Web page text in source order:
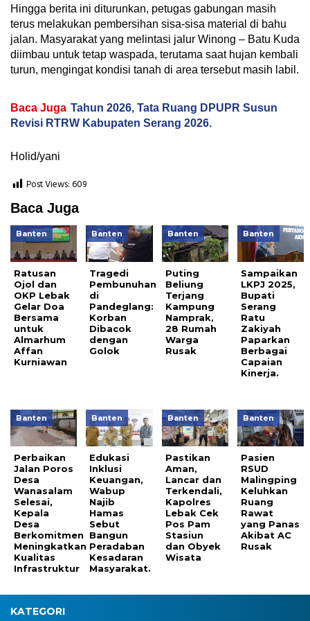
​Hingga berita ini diturunkan, petugas gabungan masih
terus melakukan pembersihan sisa-sisa material di bahu
jalan. Masyarakat yang melintasi jalur Winong – Batu Kuda
diimbau untuk tetap waspada, terutama saat hujan kembali
turun, mengingat kondisi tanah di area tersebut masih labil.
Baca Juga Tahun 2026, Tata Ruang DPUPR Susun
Revisi RTRW Kabupaten Serang 2026.
Holid/yani
Post Views:609
Baca Juga
Banten
Ratusan
Ojol dan
OKP Lebak
Gelar Doa
Bersama
untuk
Almarhum
Affan
Kurniawan
Banten
Tragedi
Pembunuhan
di
Pandeglang:
Korban
Dibacok
dengan
Golok
Banten
Puting
Beliung
Terjang
Kampung
Namprak,
28 Rumah
Warga
Rusak
Banten
Sampaikan
LKPJ 2025,
Bupati
Serang
Ratu
Zakiyah
Paparkan
Berbagai
Capaian
Kinerja.
Banten
Perbaikan
Jalan Poros
Desa
Wanasalam
Selesai,
Kepala
Desa
Berkomitmen
Meningkatkan
Kualitas
Infrastruktur
Banten
Edukasi
Inklusi
Keuangan,
Wabup
Najib
Hamas
Sebut
Bangun
Peradaban
Kesadaran
Masyarakat.
Banten
Pastikan
Aman,
Lancar dan
Terkendali,
Kapolres
Lebak Cek
Pos Pam
Stasiun
dan Obyek
Wisata
Banten
Pasien
RSUD
Malingping
Keluhkan
Ruang
Rawat
yang Panas
Akibat AC
Rusak
KATEGORI